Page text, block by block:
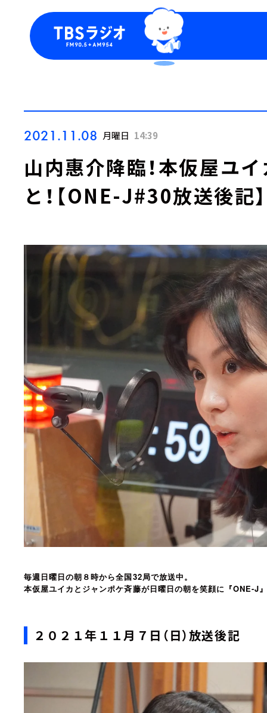
2021.11.08 月曜日 14:39
山内惠介降臨！本仮屋ユ
と！【ONE-J#30放送後記】
毎週日曜日の朝８時から全国32局で放送中。
本仮屋ユイカとジャンポケ斉藤が日曜日の朝を笑顔に『ONE-J
２０２１年１１月７日（日）放送後記